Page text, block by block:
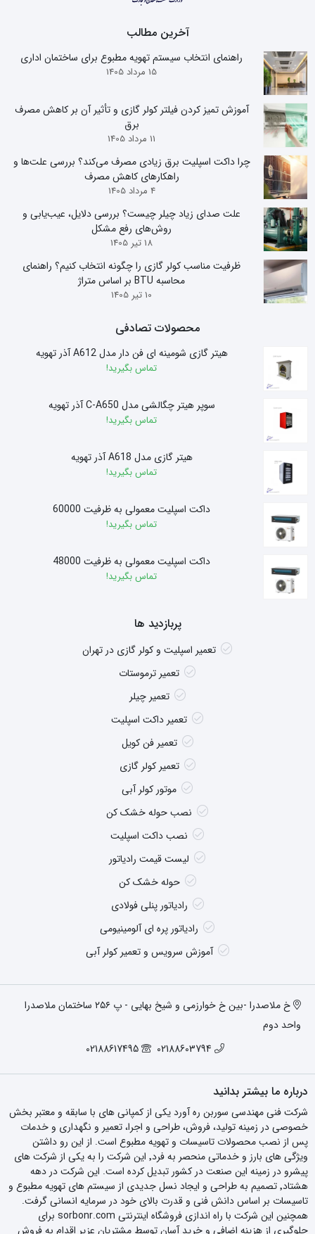
آخرین مطالب
راهنمای انتخاب سیستم تهویه مطبوع برای ساختمان اداری
15 مرداد 1405
آموزش تمیز کردن فیلتر کولر گازی و تأثیر آن بر کاهش مصرف
برق
11 مرداد 1405
چرا داکت اسپلیت برق زیادی مصرف می‌کند؟ بررسی علت‌ها و
راهکارهای کاهش مصرف
4 مرداد 1405
علت صدای زیاد چیلر چیست؟ بررسی دلایل، عیب‌یابی و
روش‌های رفع مشکل
18 تیر 1405
ظرفیت مناسب کولر گازی را چگونه انتخاب کنیم؟ راهنمای
محاسبه BTU بر اساس متراژ
10 تیر 1405
محصولات تصادفی
هیتر گازی شومینه ای فن دار مدل A612 آذر تهویه
تماس بگیرید!
سوپر هیتر چگالشی مدل C-A650 آذر تهویه
تماس بگیرید!
هیتر گازی مدل A618 آذر تهویه
تماس بگیرید!
داکت اسپلیت معمولی به ظرفیت 60000
تماس بگیرید!
داکت اسپلیت معمولی به ظرفیت 48000
تماس بگیرید!
پربازدید ها
تعمیر اسپلیت و کولر گازی در تهران
تعمیر ترموستات
تعمیر چیلر
تعمیر داکت اسپلیت
تعمیر فن کویل
تعمیر کولر گازی
موتور کولر آبی
نصب حوله خشک کن
نصب داکت اسپلیت
لیست قیمت رادیاتور
حوله خشک کن
رادیاتور پنلی فولادی
رادیاتور پره ای آلومینیومی
آموزش سرویس و تعمیر کولر آبی
خ ملاصدرا -بین خ خوارزمی و شیخ بهایی - پ ۲۵۶ ساختمان ملاصدرا
واحد دوم
02188603794
02188617495
درباره ما بیشتر بدانید
شرکت فنی مهندسی سوربن ره آورد یکی از کمپانی های با سابقه و معتبر بخش
خصوصی در زمینه تولید، فروش، طراحی و اجرا، تعمیر و نگهداری و خدمات
پس از نصب محصولات تاسیسات و تهویه مطبوع است. از این رو داشتن
ویژگی های بارز و خدماتی منحصر به فرد٬ این شرکت را به یکی از شرکت های
پیشرو در زمینه این صنعت در کشور تبدیل کرده است. این شرکت در دهه
هشتاد٬ تصمیم به طراحی و ایجاد نسل جدیدی از سیستم های تهویه مطبوع و
تاسیسات بر اساس دانش فنی و قدرت بالای خود در سرمایه انسانی گرفت.
همچنین این شرکت با راه اندازی فروشگاه اینترنتی sorbonr.com برای
جلوگیری از هزینه اضافی و خرید آسان توسط مشتریان عزیر اقدام به فروش